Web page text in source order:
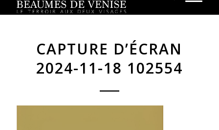
CAPTURE D’ÉCRAN
2024-11-18 102554